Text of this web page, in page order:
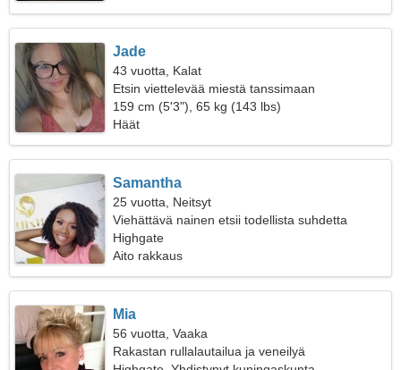
Jade
43 vuotta, Kalat
Etsin viettelevää miestä tanssimaan
159 cm (5'3"), 65 kg (143 lbs)
Häät
Samantha
25 vuotta, Neitsyt
Viehättävä nainen etsii todellista suhdetta
Highgate
Aito rakkaus
Mia
56 vuotta, Vaaka
Rakastan rullalautailua ja veneilyä